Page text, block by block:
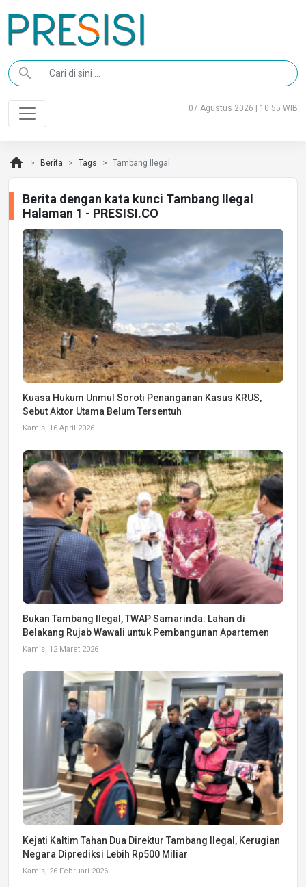
search
07 Agustus 2026 | 10:55 WIB
home Berita Tags Tambang Ilegal
Berita dengan kata kunci Tambang Ilegal
Halaman 1 - PRESISI.CO
Kuasa Hukum Unmul Soroti Penanganan Kasus KRUS,
Sebut Aktor Utama Belum Tersentuh
Kamis, 16 April 2026
Bukan Tambang Ilegal, TWAP Samarinda: Lahan di
Belakang Rujab Wawali untuk Pembangunan Apartemen
Kamis, 12 Maret 2026
Kejati Kaltim Tahan Dua Direktur Tambang Ilegal, Kerugian
Negara Diprediksi Lebih Rp500 Miliar
Kamis, 26 Februari 2026